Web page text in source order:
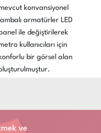
konvansiyonel
armatürler LED
ile değiştirilerek
kullanıcıları için
bir görsel alan
ve